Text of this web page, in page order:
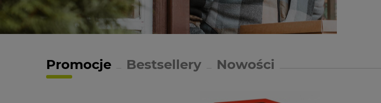
Promocje Nowości
Bestsellery